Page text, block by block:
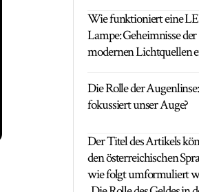
Wie funktioniert eine
Lampe: Geheimnisse der
modernen Lichtquellen
Die Rolle der
fokussiert unser Auge?
Der Titel des Artikels
den österreichischen
wie folgt umformuliert